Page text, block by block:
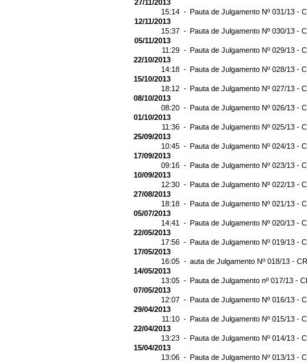
27/11/2013
15:14 - Pauta de Julgamento Nº 031/13 -
12/11/2013
15:37 - Pauta de Julgamento Nº 030/13 -
05/11/2013
11:29 - Pauta de Julgamento Nº 029/13 -
22/10/2013
14:18 - Pauta de Julgamento Nº 028/13 -
15/10/2013
18:12 - Pauta de Julgamento Nº 027/13 -
08/10/2013
08:20 - Pauta de Julgamento Nº 026/13 -
01/10/2013
11:36 - Pauta de Julgamento Nº 025/13 -
25/09/2013
10:45 - Pauta de Julgamento Nº 024/13 -
17/09/2013
09:16 - Pauta de Julgamento Nº 023/13 -
10/09/2013
12:30 - Pauta de Julgamento Nº 022/13 -
27/08/2013
18:18 - Pauta de Julgamento Nº 021/13 -
05/07/2013
14:41 - Pauta de Julgamento Nº 020/13 -
22/05/2013
17:56 - Pauta de Julgamento Nº 019/13 -
17/05/2013
16:05 - auta de Julgamento Nº 018/13 -
14/05/2013
13:05 - Pauta de Julgamento nº 017/13 -
07/05/2013
12:07 - Pauta de Julgamento Nº 016/13 -
29/04/2013
11:10 - Pauta de Julgamento Nº 015/13 -
22/04/2013
13:23 - Pauta de Julgamento Nº 014/13 -
15/04/2013
13:06 - Pauta de Julgamento Nº 013/13 -